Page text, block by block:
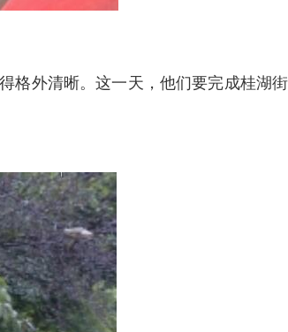
格外清晰。这一天，他们要完成桂湖街